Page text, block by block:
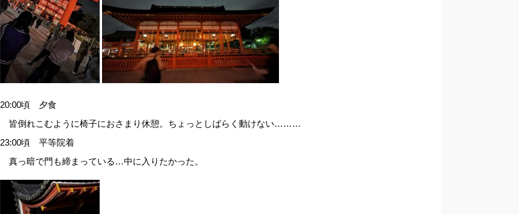
20:00頃 夕食
皆倒れこむように椅子におさまり休憩。ちょっとしばらく動けない………
23:00頃 平等院着
真っ暗で門も締まっている…中に入りたかった。